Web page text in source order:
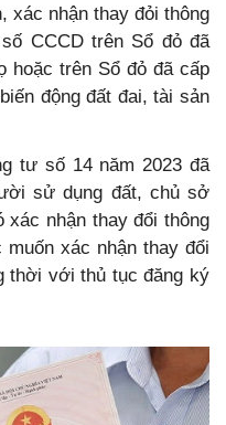
xác nhận thay đỏi thông
CCCD trên Sổ đỏ đã
hoặc trên Sổ đỏ đã cấp
động đất đai, tài sản
tư số 14 năm 2023 đã
sử dụng đất, chủ sở
nhận thay đổi thông
xác nhận thay đổi
thời với thủ tục đăng ký